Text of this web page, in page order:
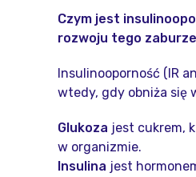
Czym jest
rozwoju tego
Insulinooporność (IR
wtedy, gdy obniża się
Glukoza jest cukrem,
w organizmie.
Insulina jest